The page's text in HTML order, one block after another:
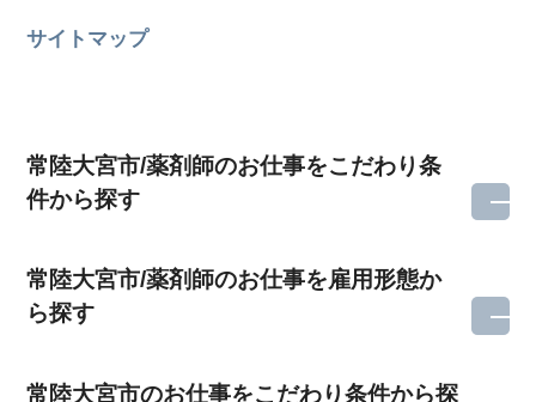
サイトマップ
常陸大宮市/薬剤師のお仕事をこだわり条
件から探す
常陸大宮市/薬剤師のお仕事を雇用形態か
ら探す
常陸大宮市のお仕事をこだわり条件から探